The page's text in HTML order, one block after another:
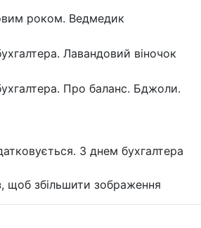
роком. Ведмедик
Лавандовий віночок
Про баланс. Бджоли.
З днем бухгалтера
щоб збільшити зображення